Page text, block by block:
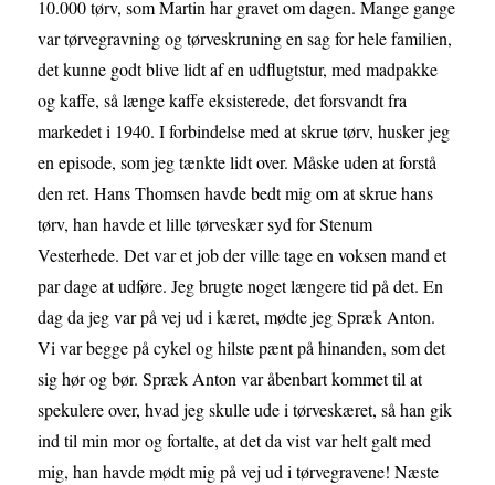
10.000 tørv, som Martin har gravet om dagen. Mange gange
var tørvegravning og tørveskruning en sag for hele familien,
det kunne godt blive lidt af en udflugtstur, med madpakke
og kaffe, så længe kaffe eksisterede, det forsvandt fra
markedet i 1940. I forbindelse med at skrue tørv, husker jeg
en episode, som jeg tænkte lidt over. Måske uden at forstå
den ret. Hans Thomsen havde bedt mig om at skrue hans
tørv, han havde et lille tørveskær syd for Stenum
Vesterhede. Det var et job der ville tage en voksen mand et
par dage at udføre. Jeg brugte noget længere tid på det. En
dag da jeg var på vej ud i kæret, mødte jeg Spræk Anton.
Vi var begge på cykel og hilste pænt på hinanden, som det
sig hør og bør. Spræk Anton var åbenbart kommet til at
spekulere over, hvad jeg skulle ude i tørveskæret, så han gik
ind til min mor og fortalte, at det da vist var helt galt med
mig, han havde mødt mig på vej ud i tørvegravene! Næste